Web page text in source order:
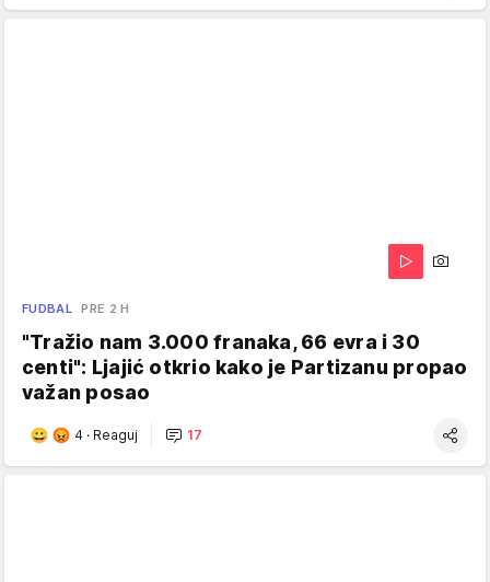
FUDBAL PRE 2 H
"Tražio nam 3.000 franaka, 66 evra i 30
centi": Ljajić otkrio kako je Partizanu propao
važan posao
4 · Reaguj 17